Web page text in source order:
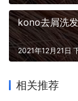
kono去屑洗
2021年12月21日
相关推荐